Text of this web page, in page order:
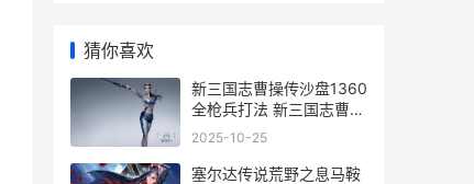
猜你喜欢
新三国志曹操传沙盘1360
全枪兵打法 新三国志曹操
传礼包码
2025-10-25
塞尔达传说荒野之息马鞍